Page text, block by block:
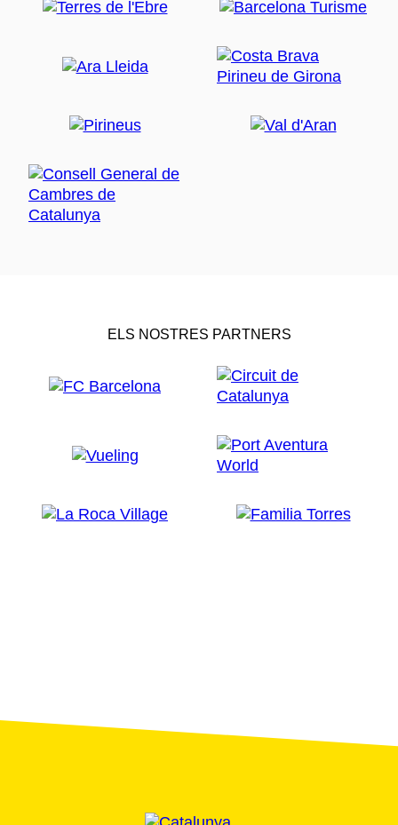
ELS NOSTRES PARTNERS